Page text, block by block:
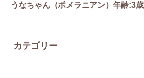
うなちゃん（ポメラニアン）年齢:3歳
カテゴリー